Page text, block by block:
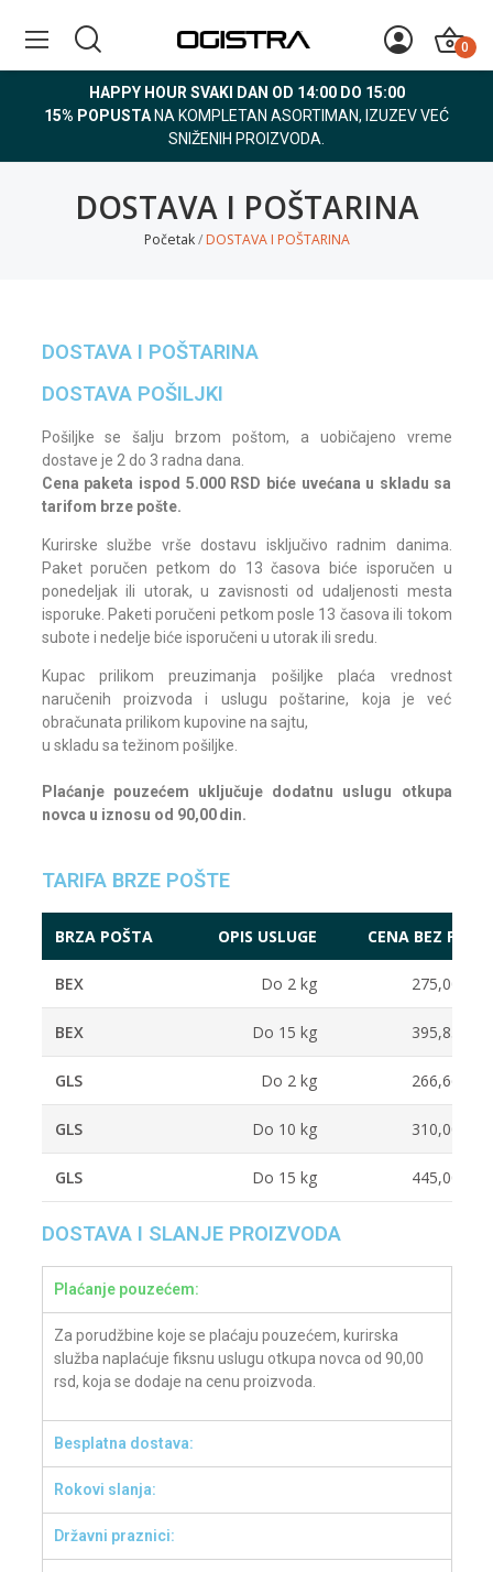
0
HAPPY HOUR SVAKI DAN OD 14:00 DO 15:00
15% POPUSTA NA KOMPLETAN ASORTIMAN, IZUZEV VEĆ
SNIŽENIH PROIZVODA.
DOSTAVA I POŠTARINA
Početak DOSTAVA I POŠTARINA
DOSTAVA I POŠTARINA
DOSTAVA POŠILJKI
Pošiljke se šalju brzom poštom, a uobičajeno vreme
dostave je 2 do 3 radna dana.
Cena paketa ispod 5.000 RSD biće uvećana u skladu sa
tarifom brze pošte.
Kurirske službe vrše dostavu isključivo radnim danima.
Paket poručen petkom do 13 časova biće isporučen u
ponedeljak ili utorak, u zavisnosti od udaljenosti mesta
isporuke. Paketi poručeni petkom posle 13 časova ili tokom
subote i nedelje biće isporučeni u utorak ili sredu.
Kupac prilikom preuzimanja pošiljke plaća vrednost
naručenih proizvoda i uslugu poštarine, koja je već
obračunata prilikom kupovine na sajtu,
u skladu sa težinom pošiljke.
Plaćanje pouzećem uključuje dodatnu uslugu otkupa
novca u iznosu od 90,00 din.
TARIFA BRZE POŠTE
BRZA POŠTA OPIS USLUGE CENA BEZ PDV-
BEX Do 2 kg 275,00
BEX Do 15 kg 395,83
GLS Do 2 kg 266,66
GLS Do 10 kg 310,00
GLS Do 15 kg 445,00
DOSTAVA I SLANJE PROIZVODA
Plaćanje pouzećem:
Za porudžbine koje se plaćaju pouzećem, kurirska
služba naplaćuje fiksnu uslugu otkupa novca od 90,00
rsd, koja se dodaje na cenu proizvoda.
Besplatna dostava:
Rokovi slanja:
Državni praznici: